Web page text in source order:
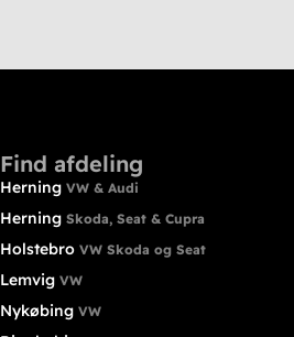
Find afdeling
Herning VW & Audi
Herning Skoda, Seat & Cupra
Holstebro VW Skoda og Seat
Lemvig VW
Nykøbing VW